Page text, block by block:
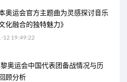
奥运会官方主题曲为灵感探讨音乐
化融合的独特魅力》
12 19:49:22
奥运会中国代表团备战情况与历
顾分析